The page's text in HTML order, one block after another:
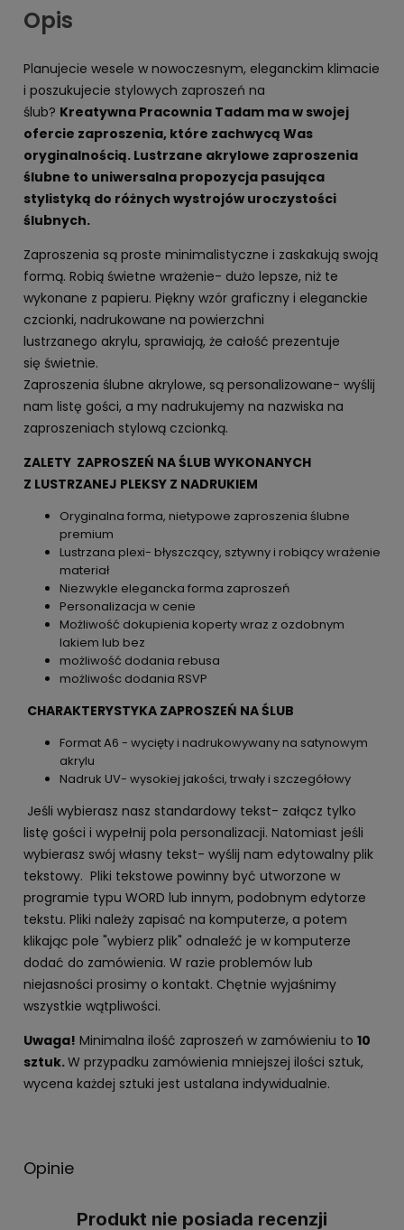
Opis
Planujecie wesele w nowoczesnym, eleganckim klimacie
i poszukujecie stylowych zaproszeń na
ślub? Kreatywna Pracownia Tadam ma w swojej
ofercie zaproszenia, które zachwycą Was
oryginalnością. Lustrzane akrylowe zaproszenia
ślubne to uniwersalna propozycja pasująca
stylistyką do różnych wystrojów uroczystości
ślubnych.
Zaproszenia są proste minimalistyczne i zaskakują swoją
formą. Robią świetne wrażenie- dużo lepsze, niż te
wykonane z papieru. Piękny wzór graficzny i eleganckie
czcionki, nadrukowane na powierzchni
lustrzanego akrylu, sprawiają, że całość prezentuje
się świetnie.
Zaproszenia ślubne akrylowe, są personalizowane- wyślij
nam listę gości, a my nadrukujemy na nazwiska na
zaproszeniach stylową czcionką.
ZALETY ZAPROSZEŃ NA ŚLUB WYKONANYCH
Z LUSTRZANEJ PLEKSY Z NADRUKIEM
Oryginalna forma, nietypowe zaproszenia ślubne
premium
Lustrzana plexi- błyszczący, sztywny i robiący wrażenie
materiał
Niezwykle elegancka forma zaproszeń
Personalizacja w cenie
Możliwość dokupienia koperty wraz z ozdobnym
lakiem lub bez
możliwość dodania rebusa
możliwośc dodania RSVP
CHARAKTERYSTYKA ZAPROSZEŃ NA ŚLUB
Format A6 - wycięty i nadrukowywany na satynowym
akrylu
Nadruk UV- wysokiej jakości, trwały i szczegółowy
Jeśli wybierasz nasz standardowy tekst- załącz tylko
listę gości i wypełnij pola personalizacji. Natomiast jeśli
wybierasz swój własny tekst- wyślij nam edytowalny plik
tekstowy. Pliki tekstowe powinny być utworzone w
programie typu WORD lub innym, podobnym edytorze
tekstu. Pliki należy zapisać na komputerze, a potem
klikając pole "wybierz plik" odnaleźć je w komputerze
dodać do zamówienia. W razie problemów lub
niejasności prosimy o kontakt. Chętnie wyjaśnimy
wszystkie wątpliwości.
Uwaga! Minimalna ilość zaproszeń w zamówieniu to 10
sztuk.W przypadku zamówienia mniejszej ilości sztuk,
wycena każdej sztuki jest ustalana indywidualnie.
Opinie
Produkt nie posiada recenzji